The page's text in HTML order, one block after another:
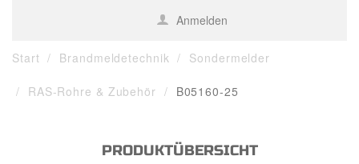
Anmelden
Start Brandmeldetechnik Sondermelder
RAS-Rohre & Zubehör B05160-25
PRODUKTÜBERSICHT